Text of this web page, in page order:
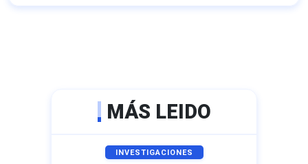
MÁS LEIDO
INVESTIGACIONES